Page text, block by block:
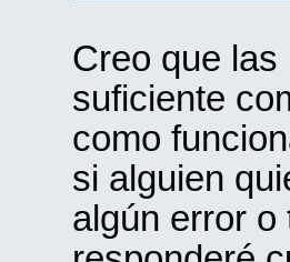
Creo que
suficiente
como
si alguien
algún error o